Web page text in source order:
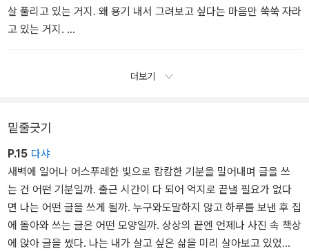
살 풀리고 있는 거지. 왜 용기 내서 그려보고 싶다는 마음만 쑥쑥 자라
고 있는 거지.
“정확한 형태를 그리려고 하지 마세요. 윤곽을 의식하지 말고 색 덩어
고, 끝부분엔 하얀색이 있고. 신기한 게 뭔지 아세요? 오일 파스텔에
어요.”
-<No. 27> 중
더보기
밑줄긋기
P.15 다샤
새벽에 일어나 어스푸레한 빛으로 캄캄한 기분을 밀어내며 글을 쓰
는 건 어떤 기분일까. 출근 시간이 다 되어 억지로 끝낼 필요가 없다
면 나는 어떤 글을 쓰게 될까. 누구와도말하지 않고 하루를 보낸 후 집
에 돌아와 쓰는 글은 어떤 모양일까. 상상의 끝엔 언제나 사진 속 책상
에 앉아 글을 썼다. 나는 내가 살고 싶은 삶을 미리 살아보고 있었